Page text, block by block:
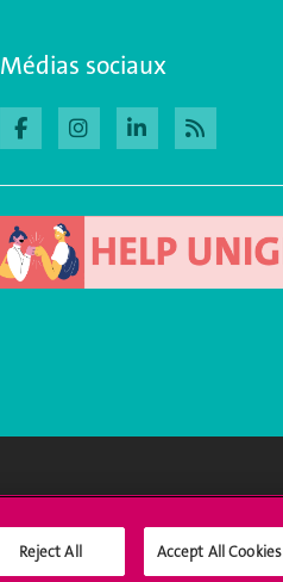
Médias sociaux
Reject All Accept All Cookies